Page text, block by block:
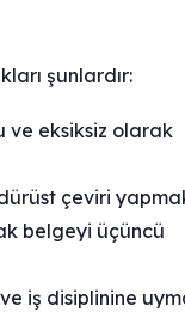
şunlardır:
ve eksiksiz olarak
çeviri
belgeyi üçüncü
iş disiplinine